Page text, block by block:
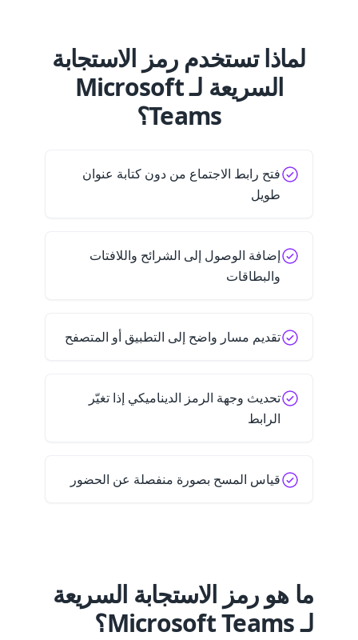
لماذا تستخدم رمز الاستجابة
السريعة لـ Microsoft
Teams؟
فتح رابط الاجتماع من دون كتابة عنوان
طويل
إضافة الوصول إلى الشرائح واللافتات
والبطاقات
تقديم مسار واضح إلى التطبيق أو المتصفح
تحديث وجهة الرمز الديناميكي إذا تغيّر
الرابط
قياس المسح بصورة منفصلة عن الحضور
ما هو رمز الاستجابة السريعة
لـ Microsoft Teams؟